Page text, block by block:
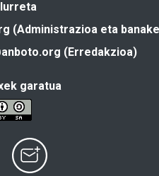
(Administrazioa eta
(Erredakzioa)
garatua